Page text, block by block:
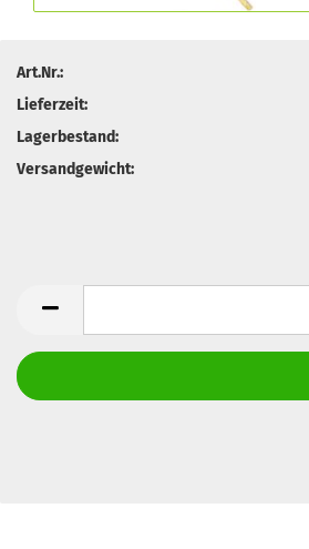
Art.Nr.:
Lieferzeit:
Lagerbestand:
Versandgewicht: